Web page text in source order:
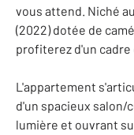
vous attend. Niché
(2022) dotée de
profiterez d'un cadre
L'appartement
d'un spacieux salon/
lumière et ouvrant